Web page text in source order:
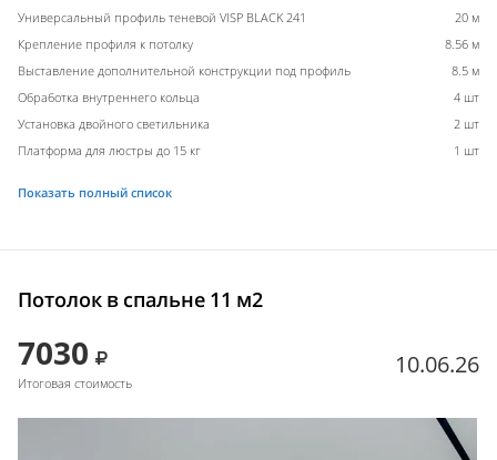
Универсальный профиль теневой VISP BLACK 241
20 м
Крепление профиля к потолку
8.56 м
Выставление дополнительной конструкции под профиль
8.5 м
Обработка внутреннего кольца
4 шт
Установка двойного светильника
2 шт
Платформа для люстры до 15 кг
1 шт
Показать полный список
Потолок в спальне 11 м2
7030
Итоговая стоимость
10.06.26